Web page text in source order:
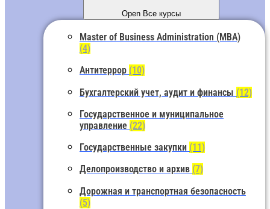
Open Все курсы
Master of Business Administration (MBA)
(4)
Антитеррор (10)
Бухгалтерский учет, аудит и финансы (12)
Государственное и муниципальное
управление (22)
Государственные закупки (11)
Делопроизводство и архив (7)
Дорожная и транспортная безопасность
(5)